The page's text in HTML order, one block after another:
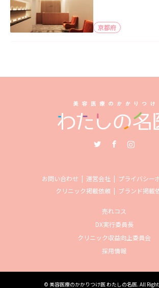
京都府
お問い合わせ 運営会社
プライバシー
クリニック掲載依頼
ブランド掲載
売れコス
DX実行委員長
クリニック収益向上委員会
採用情報
© 美容医療のかかりつけ医 わたしの名医. All